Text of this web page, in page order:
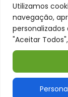
Utilizamos
navegação,
"Aceitar
© Póvoa de